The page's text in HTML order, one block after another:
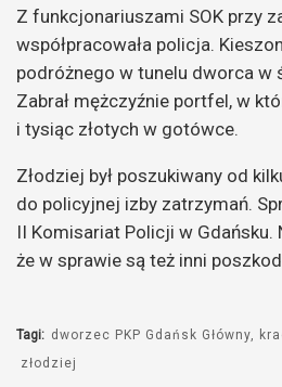
Z funkcjonariuszami SOK przy
współpracowała policja.
podróżnego w tunelu dworca w
Zabrał mężczyźnie portfel, w
i tysiąc złotych w gotówce.
Złodziej był poszukiwany od
do policyjnej izby zatrzymań.
II Komisariat Policji w Gdańsku.
że w sprawie są też inni
Tagi: dworzec PKP Gdańsk Główny
złodziej